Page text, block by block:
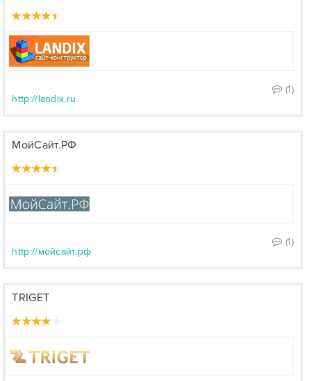
(1)
http://landix.ru
МойСайт.РФ
(1)
http://мойсайт.рф
TRIGET